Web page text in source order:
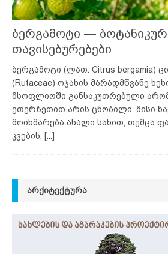
ბერგამოტი —
თავისებურებები
ბერგამოტი (ლათ. Citrus bergamia)
(Rutaceae) ოჯახის მარადმწვანე
მსოფლიოში განსაკუთრებული
ეთერზეთით არის ცნობილი. მისი
მოიხმარება ახალი სახით, თუმცა
კვების, [...]
ᲐᲠᲥᲘᲢᲔᲥᲢᲣᲠᲐ